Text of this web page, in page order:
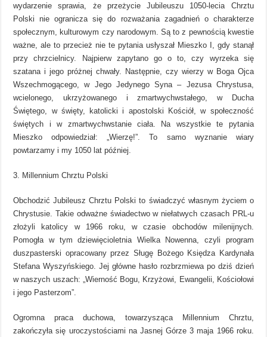
wydarzenie sprawia, że przeżycie Jubileuszu 1050-lecia Chrztu
Polski nie ogranicza się do rozważania zagadnień o charakterze
społecznym, kulturowym czy narodowym. Są to z pewnością kwestie
ważne, ale to przecież nie te pytania usłyszał Mieszko I, gdy stanął
przy chrzcielnicy. Najpierw zapytano go o to, czy wyrzeka się
szatana i jego próżnej chwały. Następnie, czy wierzy w Boga Ojca
Wszechmogącego, w Jego Jedynego Syna – Jezusa Chrystusa,
wcielonego, ukrzyżowanego i zmartwychwstałego, w Ducha
Świętego, w święty, katolicki i apostolski Kościół, w społeczność
świętych i w zmartwychwstanie ciała. Na wszystkie te pytania
Mieszko odpowiedział: „Wierzę!”. To samo wyznanie wiary
powtarzamy i my 1050 lat później.
3. Millennium Chrztu Polski
Obchodzić Jubileusz Chrztu Polski to świadczyć własnym życiem o
Chrystusie. Takie odważne świadectwo w niełatwych czasach PRL-u
złożyli katolicy w 1966 roku, w czasie obchodów milenijnych.
Pomogła w tym dziewięcioletnia Wielka Nowenna, czyli program
duszpasterski opracowany przez Sługę Bożego Księdza Kardynała
Stefana Wyszyńskiego. Jej główne hasło rozbrzmiewa po dziś dzień
w naszych uszach: „Wierność Bogu, Krzyżowi, Ewangelii, Kościołowi
i jego Pasterzom”.
Ogromna praca duchowa, towarzysząca Millennium Chrztu,
zakończyła się uroczystościami na Jasnej Górze 3 maja 1966 roku.